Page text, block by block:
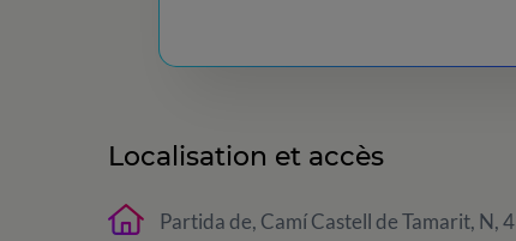
Localisation et accès
Partida de, Camí Castell de Tamarit, N,